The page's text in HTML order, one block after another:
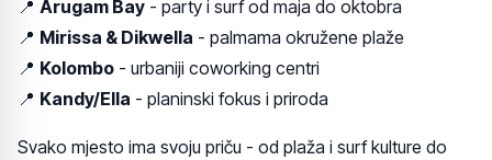
📍 Arugam Bay - party i surf od maja do oktobra
📍 Mirissa & Dikwella - palmama okružene plaže
📍 Kolombo - urbaniji coworking centri
📍 Kandy/Ella - planinski fokus i priroda
Svako mjesto ima svoju priču - od plaža i surf kulture do